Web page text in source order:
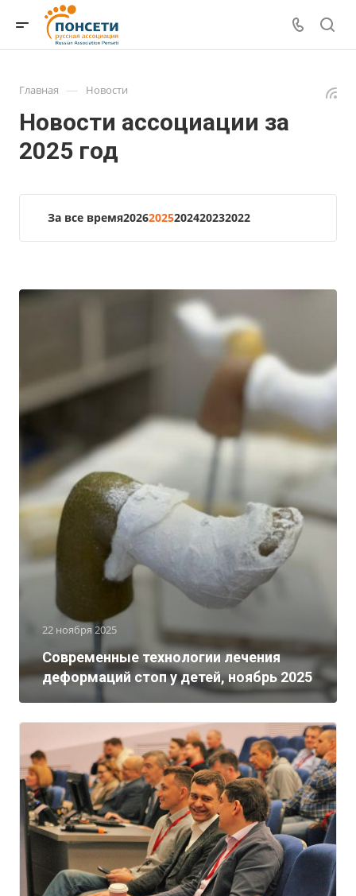
Главная — Новости
Новости ассоциации за
2025 год
За все время20262025202420232022
22 ноября 2025
Современные технологии лечения
деформаций стоп у детей, ноябрь 2025